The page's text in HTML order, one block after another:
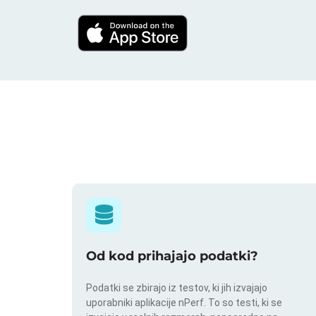
Od kod prihajajo podatki?
Podatki se zbirajo iz testov, ki jih izvajajo
uporabniki aplikacije nPerf. To so testi, ki se